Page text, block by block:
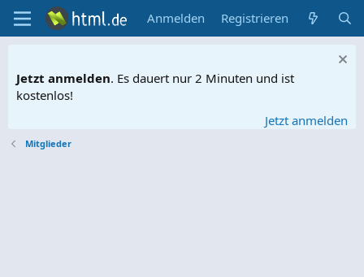
Anmelden Registrieren
Jetzt anmelden. Es dauert nur 2 Minuten und ist
kostenlos!
Jetzt anmelden
Mitglieder